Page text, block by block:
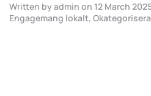
Written byadmin on 12 March
Engagemang lokalt,